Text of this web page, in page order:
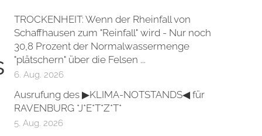
TROCKENHEIT: Wenn der Rheinfall von
Schaffhausen zum "Reinfall" wird - Nur noch
30,8 Prozent der Normalwassermenge
"plätschern" über die Felsen ...
6. Aug. 2026
Ausrufung des ▶KLIMA-NOTSTANDS◀ für
RAVENBURG *J*E*T*Z*T*
5. Aug. 2026